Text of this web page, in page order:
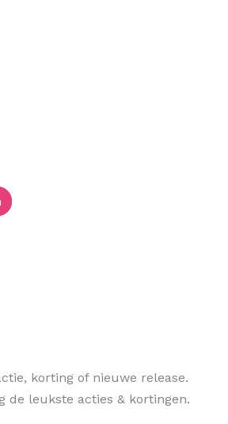
korting of nieuwe release.
de leukste acties & kortingen.